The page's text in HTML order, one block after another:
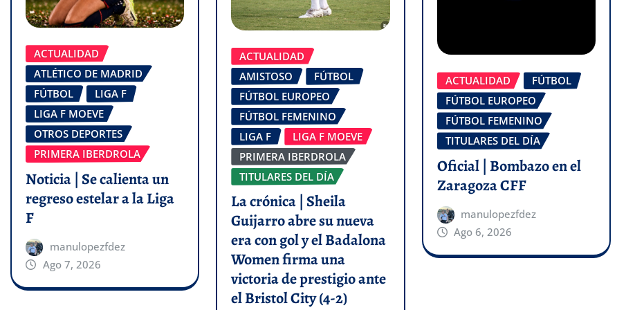
ACTUALIDAD
ATLÉTICO DE MADRID
FÚTBOL
LIGA F
LIGA F MOEVE
OTROS DEPORTES
PRIMERA IBERDROLA
Noticia | Se calienta un
regreso estelar a la Liga
F
manulopezfdez
Ago 7, 2026
ACTUALIDAD
AMISTOSO
FÚTBOL
FÚTBOL EUROPEO
FÚTBOL FEMENINO
LIGA F
LIGA F MOEVE
PRIMERA IBERDROLA
TITULARES DEL DÍA
La crónica | Sheila
Guijarro abre su nueva
era con gol y el Badalona
Women firma una
victoria de prestigio ante
el Bristol City (4-2)
ACTUALIDAD
FÚTBOL
FÚTBOL EUROPEO
FÚTBOL FEMENINO
TITULARES DEL DÍA
Oficial | Bombazo en el
Zaragoza CFF
manulopezfdez
Ago 6, 2026